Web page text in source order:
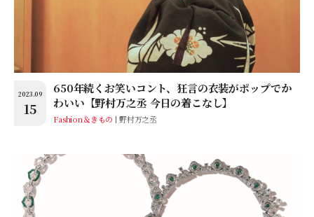
2023.09
15
650年続くお笑いコント、狂言の衣装がポップでか
わいい【野村万之丞 今日の着こなし】
Fashion＆きもの 野村万之丞